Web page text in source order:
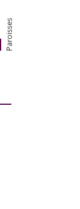
Paroisses